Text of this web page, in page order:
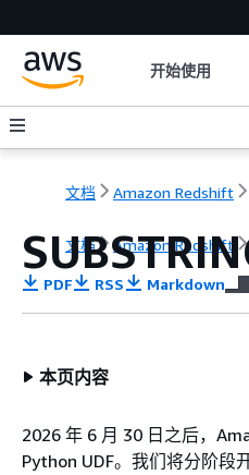
开始使用
文档 Amazon Redshift
文档 Amazon Redshift
PDF RSS Markdown
本页内容
2026 年 6 月 30 日之后，
Python UDF。我们将分阶段